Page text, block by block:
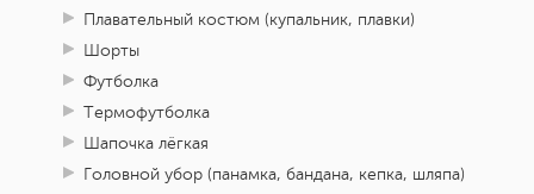
Плавательный костюм (купальник, плавки)
Шорты
Футболка
Термофутболка
Шапочка лёгкая
Головной убор (панамка, бандана, кепка, шляпа)